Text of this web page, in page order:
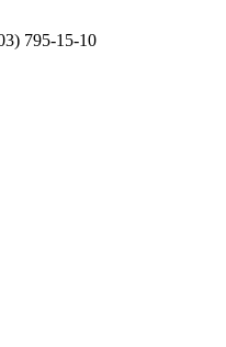
795-15-10